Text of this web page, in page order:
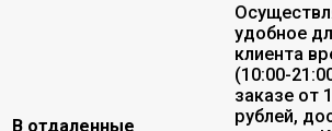
В отдаленные
удобное
клиента
(10:00-
заказе от
рублей,